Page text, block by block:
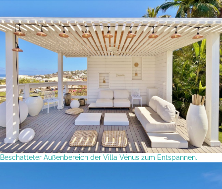
Beschatteter Außenbereich der Villa Vénus zum Entspannen.